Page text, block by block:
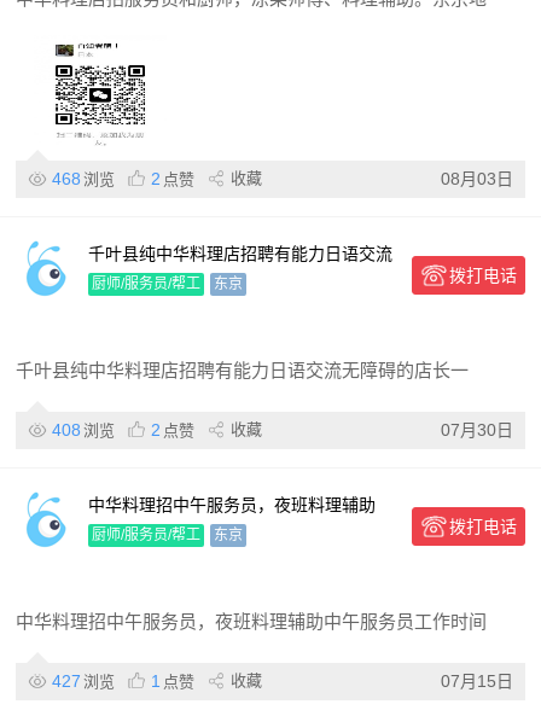
468 浏览 2 点赞 收藏 08月03日
千叶县纯中华料理店招聘有能力日语交流
无障碍的店长一名.包吃住.给落.工资高给.
厨师/服务员/帮工 东京 拨打电话
千叶县纯中华料理店招聘有能力日语交流无障碍的店长一
408 浏览 2 点赞 收藏 07月30日
中华料理招中午服务员，夜班料理辅助
厨师/服务员/帮工 东京 拨打电话
中华料理招中午服务员，夜班料理辅助中午服务员工作时间
427 浏览 1 点赞 收藏 07月15日